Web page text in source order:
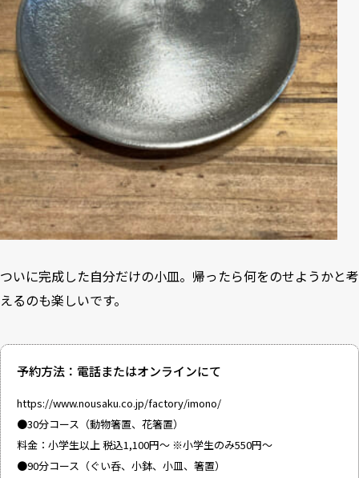
ついに完成した自分だけの小皿。帰ったら何をのせようかと考
えるのも楽しいです。
予約方法：電話またはオンラインにて
https://www.nousaku.co.jp/factory/imono/
●30分コース（動物箸置、花箸置）
料金：小学生以上 税込1,100円～ ※小学生のみ550円～
●90分コース（ぐい呑、小鉢、小皿、箸置）